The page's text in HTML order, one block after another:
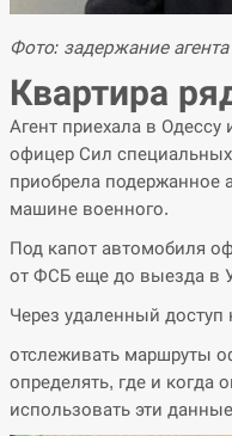
Фото: задержание
Квартира
Агент приехала в
офицер Сил
приобрела подержанное
машине военного.
Под капот автомобиля
от ФСБ еще до выезда в
Через удаленный доступ
отслеживать маршруты
определять, где и когда
использовать эти